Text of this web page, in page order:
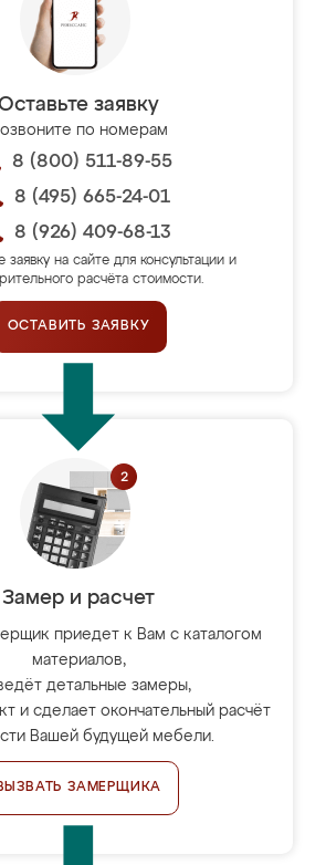
заявку
по номерам
8 (800) 511-89-55
8 (495) 665-24-01
8 (926) 409-68-13
заявку на сайте для консультации и
расчёта стоимости.
ОСТАВИТЬ ЗАЯВКУ
Замер и расчет
приедет к Вам с каталогом
материалов,
детальные замеры,
и сделает окончательный расчёт
Вашей будущей мебели.
ЗАМЕРЩИКА